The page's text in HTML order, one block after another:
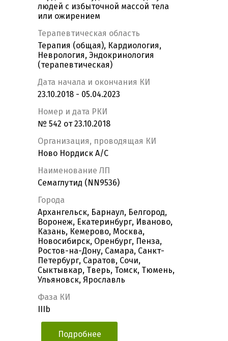
людей с избыточной массой тела
или ожирением
Терапевтическая область
Терапия (общая), Кардиология,
Неврология, Эндокринология
(терапевтическая)
Дата начала и окончания КИ
23.10.2018 - 05.04.2023
Номер и дата РКИ
№ 542 от 23.10.2018
Организация, проводящая КИ
Ново Нордиск А/С
Наименование ЛП
Семаглутид (NN9536)
Города
Архангельск, Барнаул, Белгород,
Воронеж, Екатеринбург, Иваново,
Казань, Кемерово, Москва,
Новосибирск, Оренбург, Пенза,
Ростов-на-Дону, Самара, Санкт-
Петербург, Саратов, Сочи,
Сыктывкар, Тверь, Томск, Тюмень,
Ульяновск, Ярославль
Фаза КИ
IIIb
Подробнее